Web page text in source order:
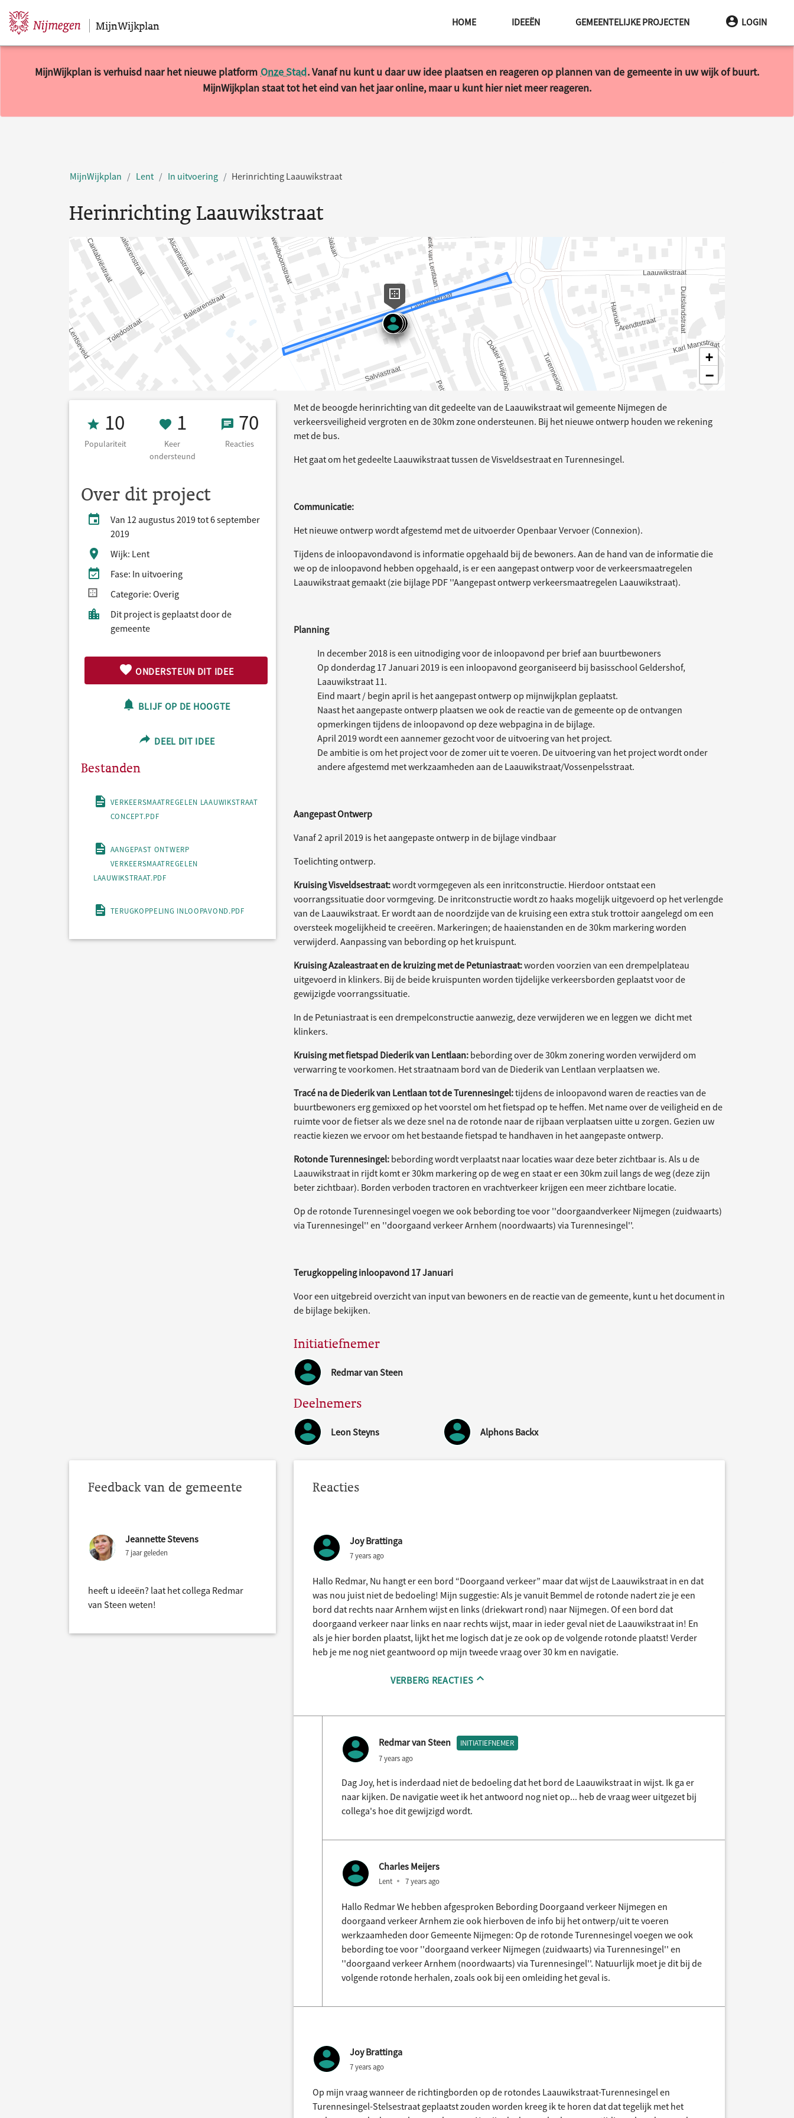
Sla navigatie over MijnWijkplan HOME IDEEËN GEMEENTELIJKE PROJECTEN LOGIN
MijnWijkplan is verhuisd naar het nieuwe platform Onze Stad. Vanaf nu kunt u daar uw idee plaatsen en reageren op plannen van de gemeente in uw wijk of buurt.
MijnWijkplan staat tot het eind van het jaar online, maar u kunt hier niet meer reageren.
MijnWijkplan Lent In uitvoering Herinrichting Laauwikstraat
Herinrichting Laauwikstraat
+
−
Populariteit 10
10
Populariteit
1 Keer ondersteund
1
Keer
ondersteund
70 Reacties
70
Reacties
Over dit project
Van 12 augustus 2019 tot 6 september
2019
Wijk: Lent
Fase: In uitvoering
Categorie: Overig
Dit project is geplaatst door de
gemeente
ONDERSTEUN DIT IDEE
BLIJF OP DE HOOGTE
DEEL DIT IDEE
Bestanden
VERKEERSMAATREGELEN LAAUWIKSTRAAT
CONCEPT.PDF
AANGEPAST ONTWERP
VERKEERSMAATREGELEN
LAAUWIKSTRAAT.PDF
TERUGKOPPELING INLOOPAVOND.PDF
Met de beoogde herinrichting van dit gedeelte van de Laauwikstraat wil gemeente Nijmegen de
verkeersveiligheid vergroten en de 30km zone ondersteunen. Bij het nieuwe ontwerp houden we rekening
met de bus.
Het gaat om het gedeelte Laauwikstraat tussen de Visveldsestraat en Turennesingel.
Communicatie:
Het nieuwe ontwerp wordt afgestemd met de uitvoerder Openbaar Vervoer (Connexion).
Tijdens de inloopavondavond is informatie opgehaald bij de bewoners. Aan de hand van de informatie die
we op de inloopavond hebben opgehaald, is er een aangepast ontwerp voor de verkeersmaatregelen
Laauwikstraat gemaakt (zie bijlage PDF ''Aangepast ontwerp verkeersmaatregelen Laauwikstraat).
Planning
In december 2018 is een uitnodiging voor de inloopavond per brief aan buurtbewoners
Op donderdag 17 Januari 2019 is een inloopavond georganiseerd bij basisschool Geldershof,
Laauwikstraat 11.
Eind maart / begin april is het aangepast ontwerp op mijnwijkplan geplaatst.
Naast het aangepaste ontwerp plaatsen we ook de reactie van de gemeente op de ontvangen
opmerkingen tijdens de inloopavond op deze webpagina in de bijlage.
April 2019 wordt een aannemer gezocht voor de uitvoering van het project.
De ambitie is om het project voor de zomer uit te voeren. De uitvoering van het project wordt onder
andere afgestemd met werkzaamheden aan de Laauwikstraat/Vossenpelsstraat.
Aangepast Ontwerp
Vanaf 2 april 2019 is het aangepaste ontwerp in de bijlage vindbaar
Toelichting ontwerp.
Kruising Visveldsestraat:wordt vormgegeven als een inritconstructie. Hierdoor ontstaat een
voorrangssituatie door vormgeving. De inritconstructie wordt zo haaks mogelijk uitgevoerd op het verlengde
van de Laauwikstraat. Er wordt aan de noordzijde van de kruising een extra stuk trottoir aangelegd om een
oversteek mogelijkheid te creeëren. Markeringen; de haaienstanden en de 30km markering worden
verwijderd. Aanpassing van bebording op het kruispunt.
Kruising Azaleastraat en de kruizing met de Petuniastraat:worden voorzien van een drempelplateau
uitgevoerd in klinkers. Bij de beide kruispunten worden tijdelijke verkeersborden geplaatst voor de
gewijzigde voorrangssituatie.
In de Petuniastraat is een drempelconstructie aanwezig, deze verwijderen we en leggen we dicht met
klinkers.
Kruising met fietspad Diederik van Lentlaan: bebording over de 30km zonering worden verwijderd om
verwarring te voorkomen. Het straatnaam bord van de Diederik van Lentlaan verplaatsen we.
Tracé na de Diederik van Lentlaan tot de Turennesingel:tijdens de inloopavond waren de reacties van de
buurtbewoners erg gemixxed op het voorstel om het fietspad op te heffen. Met name over de veiligheid en de
ruimte voor de fietser als we deze snel na de rotonde naar de rijbaan verplaatsen uitte u zorgen. Gezien uw
reactie kiezen we ervoor om het bestaande fietspad te handhaven in het aangepaste ontwerp.
Rotonde Turennesingel: bebording wordt verplaatst naar locaties waar deze beter zichtbaar is. Als u de
Laauwikstraat in rijdt komt er 30km markering op de weg en staat er een 30km zuil langs de weg (deze zijn
beter zichtbaar). Borden verboden tractoren en vrachtverkeer krijgen een meer zichtbare locatie.
Op de rotonde Turennesingel voegen we ook bebording toe voor ''doorgaandverkeer Nijmegen (zuidwaarts)
via Turennesingel'' en ''doorgaand verkeer Arnhem (noordwaarts) via Turennesingel''.
Terugkoppeling inloopavond 17 Januari
Voor een uitgebreid overzicht van input van bewoners en de reactie van de gemeente, kunt u het document in
de bijlage bekijken.
Initiatiefnemer
Redmar van Steen
Deelnemers
Leon Steyns Alphons Backx
Feedback van de gemeente
Jeannette Stevens
7 jaar geleden
heeft u ideeën? laat het collega Redmar
van Steen weten!
Reacties
Joy Brattinga
7 years ago
Hallo Redmar, Nu hangt er een bord “Doorgaand verkeer” maar dat wijst de Laauwikstraat in en dat
was nou juist niet de bedoeling! Mijn suggestie: Als je vanuit Bemmel de rotonde nadert zie je een
bord dat rechts naar Arnhem wijst en links (driekwart rond) naar Nijmegen. Of een bord dat
doorgaand verkeer naar links en naar rechts wijst, maar in ieder geval niet de Laauwikstraat in! En
als je hier borden plaatst, lijkt het me logisch dat je ze ook op de volgende rotonde plaatst! Verder
heb je me nog niet geantwoord op mijn tweede vraag over 30 km en navigatie.
VERBERG REACTIES
Redmar van Steen INITIATIEFNEMER
7 years ago
Dag Joy, het is inderdaad niet de bedoeling dat het bord de Laauwikstraat in wijst. Ik ga er
naar kijken. De navigatie weet ik het antwoord nog niet op... heb de vraag weer uitgezet bij
collega's hoe dit gewijzigd wordt.
Charles Meijers
Lent 7 years ago
Hallo Redmar We hebben afgesproken Bebording Doorgaand verkeer Nijmegen en
doorgaand verkeer Arnhem zie ook hierboven de info bij het ontwerp/uit te voeren
werkzaamheden door Gemeente Nijmegen: Op de rotonde Turennesingel voegen we ook
bebording toe voor ''doorgaand verkeer Nijmegen (zuidwaarts) via Turennesingel'' en
''doorgaand verkeer Arnhem (noordwaarts) via Turennesingel''. Natuurlijk moet je dit bij de
volgende rotonde herhalen, zoals ook bij een omleiding het geval is.
Joy Brattinga
7 years ago
Op mijn vraag wanneer de richtingborden op de rotondes Laauwikstraat-Turennesingel en
Turennesingel-Stelsestraat geplaatst zouden worden kreeg ik te horen dat dat tegelijk met het